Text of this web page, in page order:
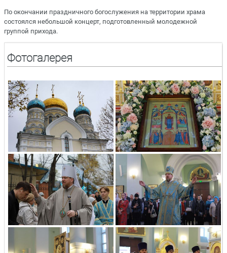
По окончании праздничного богослужения на территории храма
состоялся небольшой концерт, подготовленный молодежной
группой прихода.
Фотогалерея